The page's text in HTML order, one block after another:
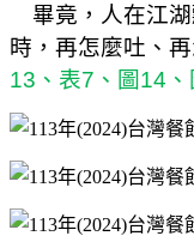
畢竟，人在江
時，再怎麼吐、
13 、表7 、圖14